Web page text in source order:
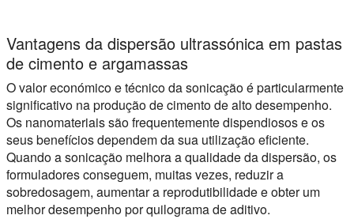
Vantagens da dispersão ultrassónica em pastas
de cimento e argamassas
O valor económico e técnico da sonicação é particularmente
significativo na produção de cimento de alto desempenho.
Os nanomateriais são frequentemente dispendiosos e os
seus benefícios dependem da sua utilização eficiente.
Quando a sonicação melhora a qualidade da dispersão, os
formuladores conseguem, muitas vezes, reduzir a
sobredosagem, aumentar a reprodutibilidade e obter um
melhor desempenho por quilograma de aditivo.